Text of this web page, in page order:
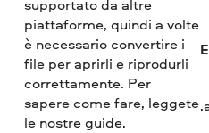
supportato da altre
piattaforme, quindi a volte
è necessario convertire i
file per aprirli e riprodurli
correttamente. Per
sapere come fare, leggete
le nostre guide.